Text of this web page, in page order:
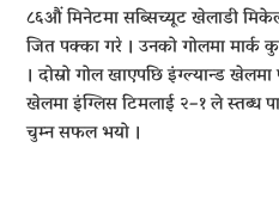
८६औं मिनेटमा सब्सिच्यूट खेलाडी
जित पक्का गरे । उनको गोलमा मार्क
। दोस्रो गोल खाएपछि इंग्ल्यान्ड
खेलमा इंग्लिस टिमलाई २–१ ले स्तब्ध
चुम्न सफल भयो ।